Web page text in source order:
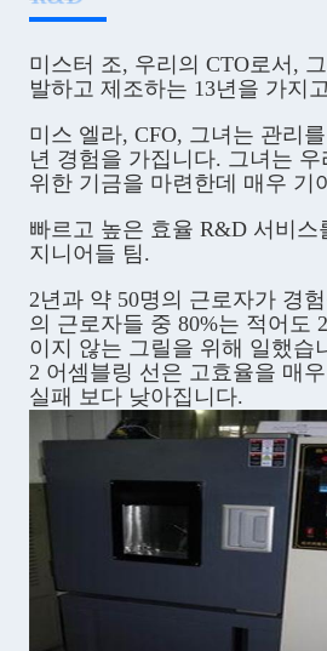
미스터 조, 우리의 CTO로서,
발하고 제조하는 13년을 가지
미스 엘라, CFO, 그녀는 관리
년 경험을 가집니다. 그녀는
위한 기금을 마련한데 매우 기
빠르고 높은 효율 R&D 서비스
지니어들 팀.
2년과 약 50명의 근로자가 경
의 근로자들 중 80%는 적어도
이지 않는 그릴을 위해 일했습
2 어셈블링 선은 고효율을 매
실패 보다 낮아집니다.